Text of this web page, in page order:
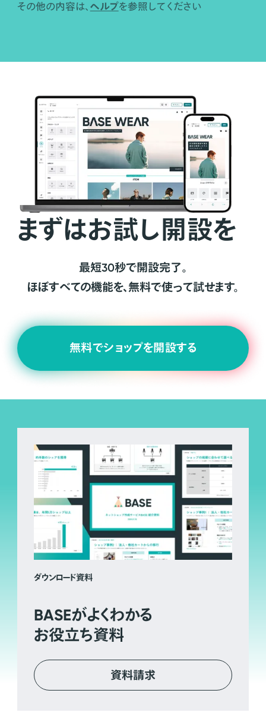
その他の内容は、 ヘルプを参照してください
まずはお試し開設を
最短30秒で開設完了。
ほぼすべての機能を、無料で使って試せます。
無料でショップを開設する
ダウンロード資料
BASEがよくわかる
お役立ち資料
資料請求